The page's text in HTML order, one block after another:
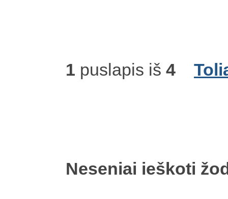
1 puslapis iš 4
Neseniai ieškoti